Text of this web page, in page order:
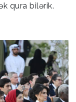
qura bilərik.